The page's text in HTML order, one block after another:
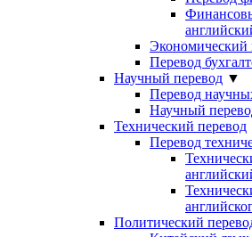
Экономический
Перевод
Научный перевод ▼
Перевод
Научный
Технический перевод
Перевод
Политический